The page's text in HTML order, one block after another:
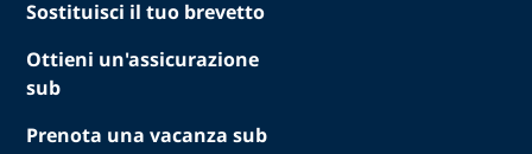
Sostituisci il tuo brevetto
Ottieni un'assicurazione
sub
Prenota una vacanza sub